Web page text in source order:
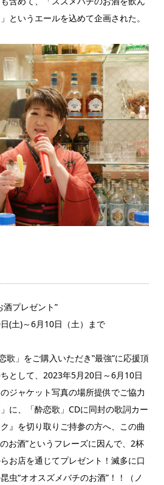
というエールを込めて企画された。
酒プレゼント”
(土)～6月10日（土）まで
歌」をご購入いただき‟最強”に応援頂
として、2023年5月20日～6月10日
ジャケット写真の場所提供でご協力
に、「酔恋歌」CDに同封の歌詞カー
』を切り取りご持参の方へ、この曲
お酒”というフレーズに因んで、2杯
お店を通じてプレゼント！滅多に口
虫“オオスズメバチのお酒”！！（ノ